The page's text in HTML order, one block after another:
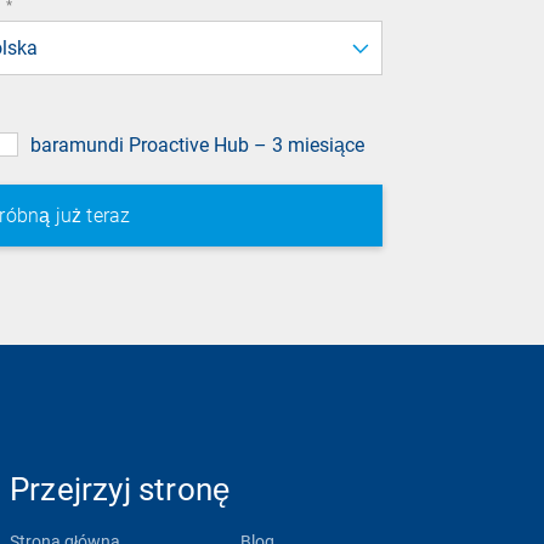
*
baramundi Proactive Hub – 3 miesiące
Przejrzyj stronę